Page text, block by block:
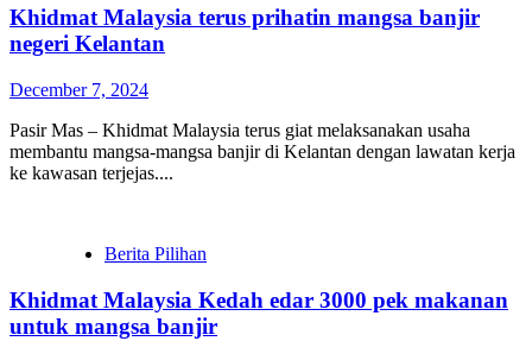
Khidmat Malaysia terus prihatin mangsa banjir
negeri Kelantan
December 7, 2024
Pasir Mas – Khidmat Malaysia terus giat melaksanakan usaha
membantu mangsa-mangsa banjir di Kelantan dengan lawatan kerja
ke kawasan terjejas....
Berita Pilihan
Khidmat Malaysia Kedah edar 3000 pek makanan
untuk mangsa banjir